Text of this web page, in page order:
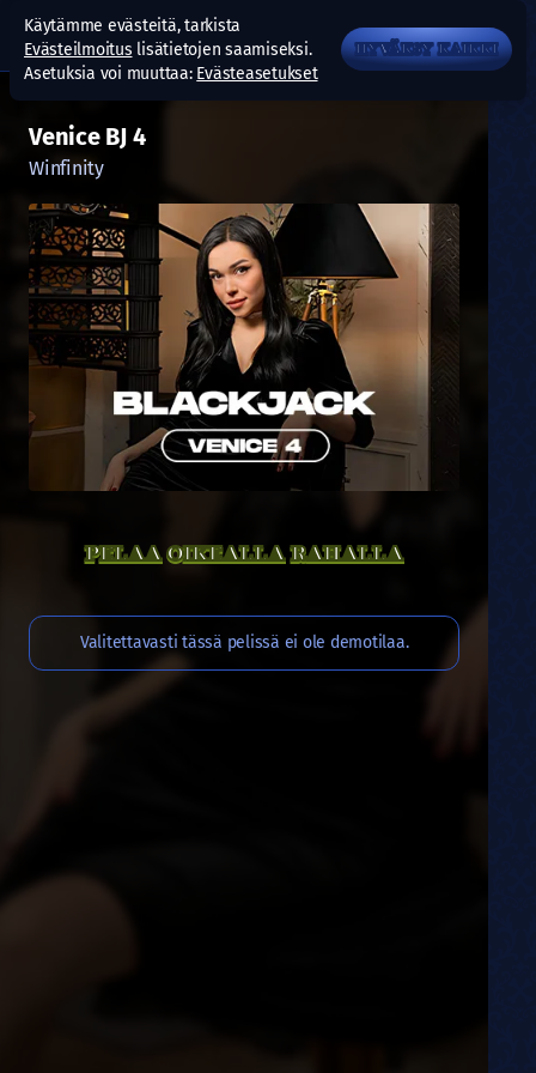
Venice BJ 4
Winfinity
PELAA OIKEALLA RAHALLA
Valitettavasti tässä pelissä ei ole demotilaa.
Käytämme evästeitä, tarkista
Evästeilmoitus lisätietojen saamiseksi.
Asetuksia voi muuttaa: Evästeasetukset
HYVÄKSY KAIKKI